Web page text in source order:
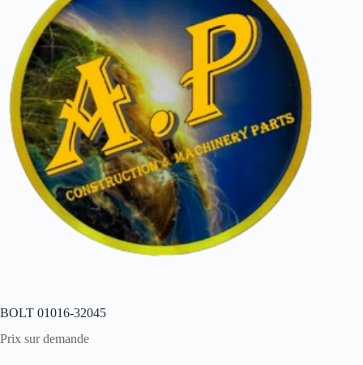
BOLT 01016-32045
Prix sur demande